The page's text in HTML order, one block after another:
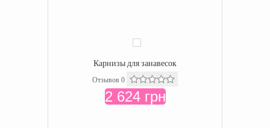
Карнизы для занавесок
Отзывов 0
2 624 грн